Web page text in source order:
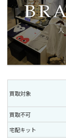
買取対象
買取不可
宅配キット